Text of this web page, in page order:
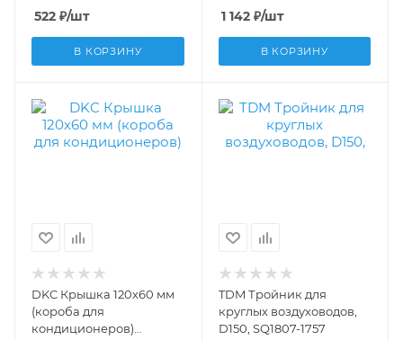
522 ₽/шт
В КОРЗИНУ
1 142₽/шт
В КОРЗИНУ
DKC Крышка 120х60 мм
(короба для
кондиционеров)
TDM Тройник для
круглых воздуховодов,
D150, SQ1807-1757